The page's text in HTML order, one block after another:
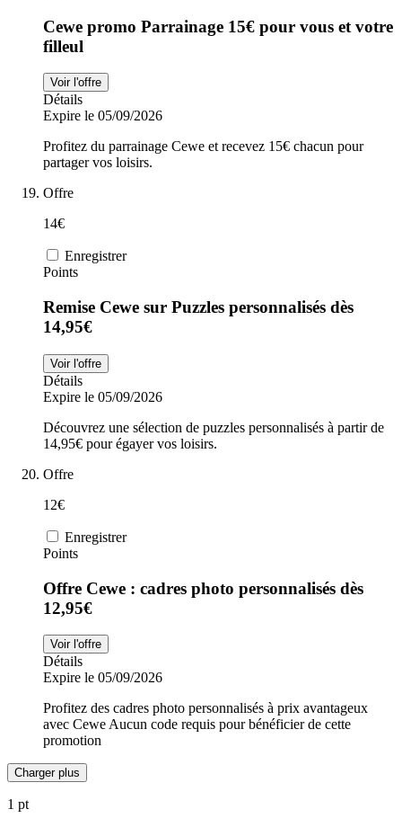
Cewe promo Parrainage 15€ pour vous et votre
filleul
Voir l'offre
Détails
Expire le 05/09/2026
Profitez du parrainage Cewe et recevez 15€ chacun pour
partager vos loisirs.
Offre
14€
Enregistrer
Points
Remise Cewe sur Puzzles personnalisés dès
14,95€
Voir l'offre
Détails
Expire le 05/09/2026
Découvrez une sélection de puzzles personnalisés à partir de
14,95€ pour égayer vos loisirs.
Offre
12€
Enregistrer
Points
Offre Cewe : cadres photo personnalisés dès
12,95€
Voir l'offre
Détails
Expire le 05/09/2026
Profitez des cadres photo personnalisés à prix avantageux
avec Cewe Aucun code requis pour bénéficier de cette
promotion
Charger plus
1 pt